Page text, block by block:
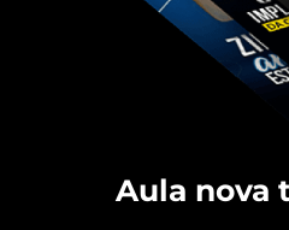
Aula nova